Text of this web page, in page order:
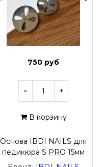
750 руб
В корзину
Основа IBDI NAILS для
педикюра S PRO 15мм